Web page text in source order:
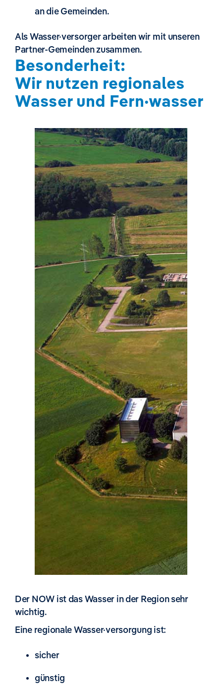
an die Gemeinden.
Als Wasser·versorger arbeiten wir mit unseren
Partner-Gemeinden zusammen.
Besonderheit:
Wir nutzen regionales
Wasser und Fern·wasser
Der NOW ist das Wasser in der Region sehr
wichtig.
Eine regionale Wasser·versorgung ist:
sicher
günstig